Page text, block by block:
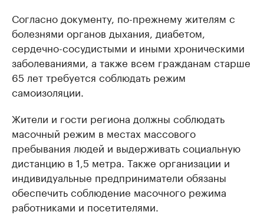
Согласно документу, по-прежнему жителям с
болезнями органов дыхания, диабетом,
сердечно-сосудистыми и иными хроническими
заболеваниями, а также всем гражданам старше
65 лет требуется соблюдать режим
самоизоляции.
Жители и гости региона должны соблюдать
масочный режим в местах массового
пребывания людей и выдерживать социальную
дистанцию в 1,5 метра. Также организации и
индивидуальные предприниматели обязаны
обеспечить соблюдение масочного режима
работниками и посетителями.